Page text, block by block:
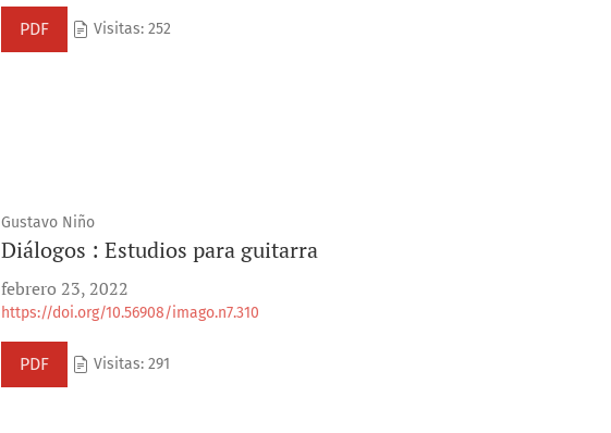
PDF Visitas: 252
Gustavo Niño
Diálogos : Estudios para guitarra
febrero 23, 2022
https://doi.org/10.56908/imago.n7.310
PDF Visitas: 291